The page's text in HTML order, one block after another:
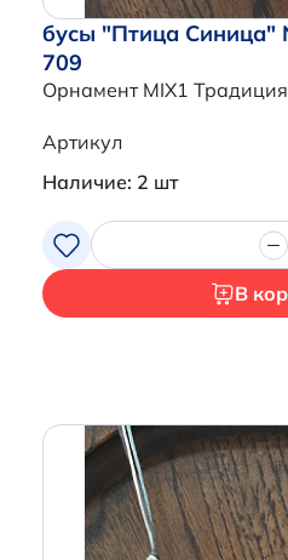
Итого:
бусы "Птица
709
Орнамент MIX1 Традиция
Артикул
Наличие: 2 шт
В